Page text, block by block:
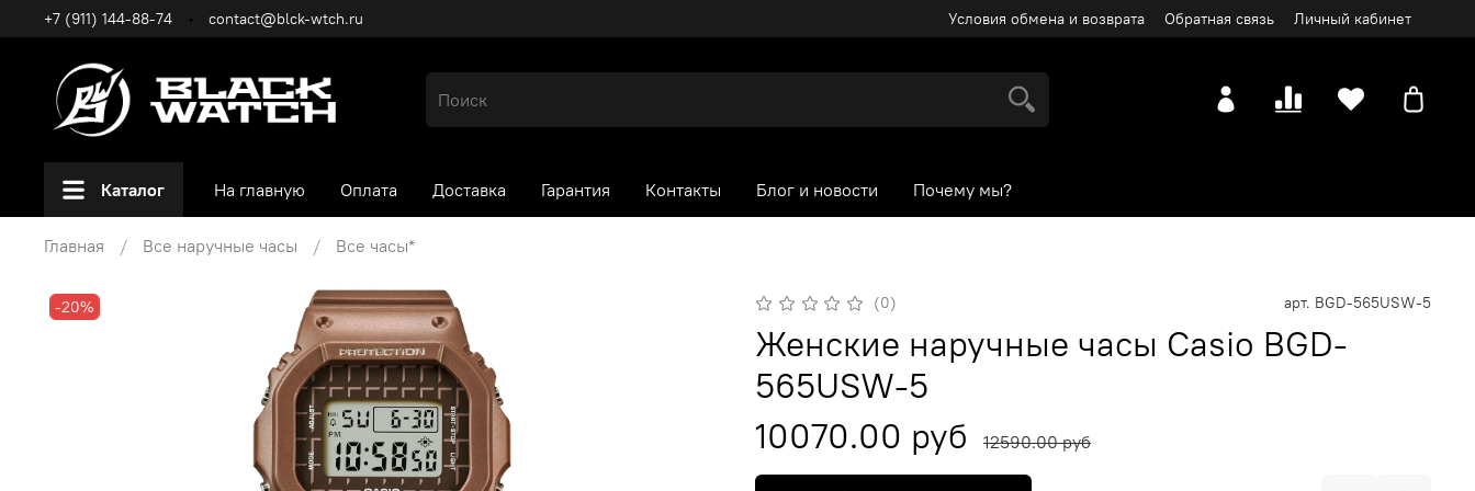
Условия обмена и возврата Обратная связь Личный кабинет
+7 (911) 144-88-74 contact@blck-wtch.ru
Каталог На главную Оплата Доставка Гарантия Контакты Блог и новости Почему мы?
Главная Все наручные часы Все часы*
-20% (0) арт. BGD-565USW-5
Женские наручные часы Casio BGD-
565USW-5
10070.00 руб
12590.00 руб